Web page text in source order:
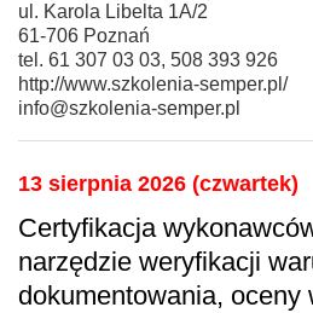
ul. Karola Libelta 1A/2
61-706 Poznań
tel. 61 307 03 03, 508 393 926
http://www.szkolenia-semper.pl/
info@szkolenia-semper.pl
13 sierpnia 2026 (czwartek)
Certyfikacja
narzędzie weryfikacji
dokumentowania, oceny